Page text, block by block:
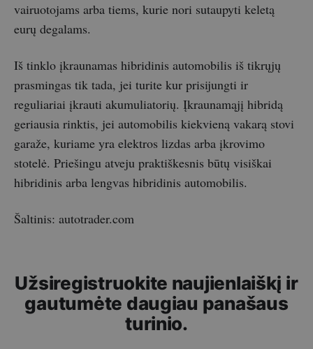
vairuotojams arba tiems, kurie nori sutaupyti keletą
eurų degalams.
Iš tinklo įkraunamas hibridinis automobilis iš tikrųjų
prasmingas tik tada, jei turite kur prisijungti ir
reguliariai įkrauti akumuliatorių. Įkraunamąjį hibridą
geriausia rinktis, jei automobilis kiekvieną vakarą stovi
garaže, kuriame yra elektros lizdas arba įkrovimo
stotelė. Priešingu atveju praktiškesnis būtų visiškai
hibridinis arba lengvas hibridinis automobilis.
Šaltinis: autotrader.com
Užsiregistruokite naujienlaiškį ir
gautumėte daugiau panašaus
turinio.